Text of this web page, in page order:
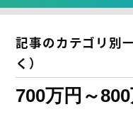
記事のカテゴリ別
く）
700万円～